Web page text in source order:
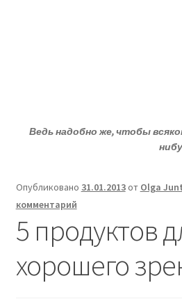
О депрессии
Улыбнитесь
Ведь надобно же, чтобы
Опубликовано 31.01.2013от Olga
комментарий
5 продуктов
хорошего